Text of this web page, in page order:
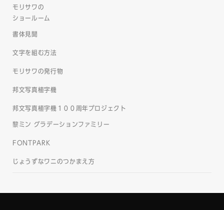
モリサワの
ショールーム
書体見聞
文字を組む方法
モリサワの発行物
邦文写真植字機
邦文写真植字機１００周年プロジェクト
黎ミン グラデーションファミリー
FONTPARK
じょうずなワニのつかまえ方